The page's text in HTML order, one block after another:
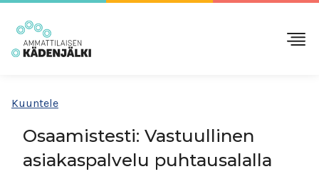
Kuuntele
Osaamistesti: Vastuullinen
asiakaspalvelu puhtausalalla